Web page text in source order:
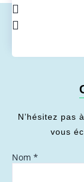
N’hésitez pas
vous
Nom *